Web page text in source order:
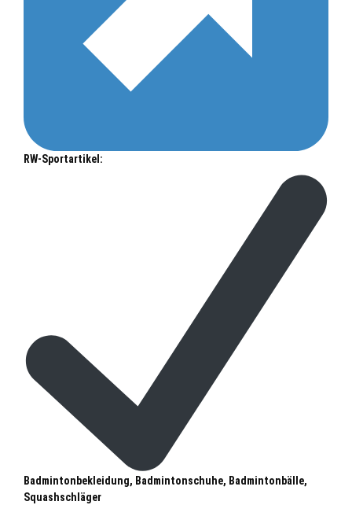
RW-Sportartikel:
Badmintonbekleidung, Badmintonschuhe, Badmintonbälle,
Squashschläger